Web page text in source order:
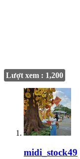
Lượt xem : 1,200
midi_stock49